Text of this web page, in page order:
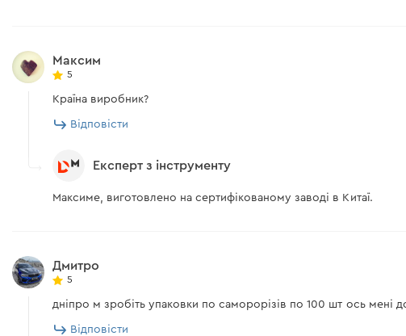
Максим
5
Країна виробник?
Відповісти
Експерт з інструменту
Максиме, виготовлено на сертифікованому заводі в Китаї.
Дмитро
5
дніпро м зробіть упаковки по саморорізів по 100 шт ось
Відповісти